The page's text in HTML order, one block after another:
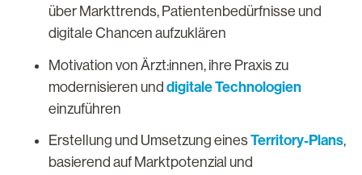
über Markttrends, Patientenbedürfnisse und
digitale Chancen aufzuklären
Motivation von Ärzt:innen, ihre Praxis zu
modernisieren und digitale Technologien
einzuführen
Erstellung und Umsetzung eines Territory-Plans,
basierend auf Marktpotenzial und